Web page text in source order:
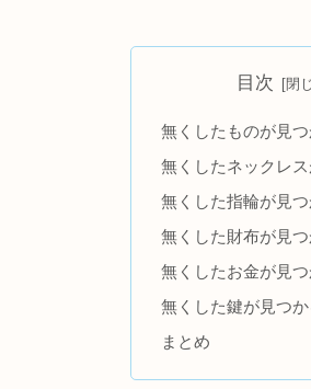
目次
無くしたものが見
無くしたネックレ
無くした指輪が見
無くした財布が見
無くしたお金が見
無くした鍵が見つ
まとめ